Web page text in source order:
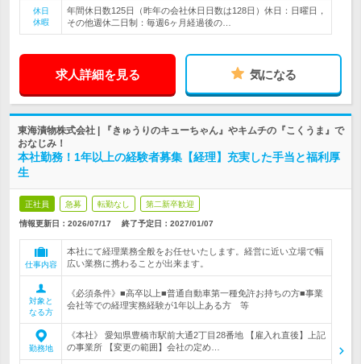
休日
休暇
年間休日数125日（昨年の会社休日日数は128日）休日：日曜日，
その他週休二日制：毎週6ヶ月経過後の…
求人詳細を見る 気になる
東海漬物株式会社 | 『きゅうりのキューちゃん』やキムチの『こくうま』で
おなじみ！
本社勤務！1年以上の経験者募集【経理】充実した手当と福利厚
生
正社員 急募 転勤なし 第二新卒歓迎
情報更新日：2026/07/17 終了予定日： 2027/01/07
仕事内容
本社にて経理業務全般をお任せいたします。経営に近い立場で幅
広い業務に携わることが出来ます。
対象と
なる方
《必須条件》■高卒以上■普通自動車第一種免許お持ちの方■事業
会社等での経理実務経験が1年以上ある方 等
勤務地
《本社》 愛知県豊橋市駅前大通2丁目28番地 【雇入れ直後】上記
の事業所 【変更の範囲】会社の定め…